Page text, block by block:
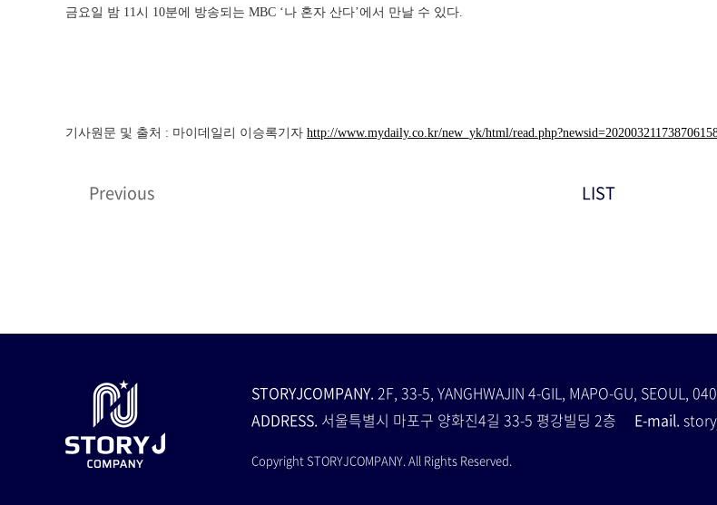
금요일 밤 11시 10분에 방송되는 MBC ‘나 혼자 산다’에서 만날 수 있다.
기사원문 및 출처 : 마이데일리 이승록기자 http://www.mydaily.co.kr/new_yk/html/
Previous LIST
STORYJCOMPANY. 2F, 33-5, YANGHWAJIN 4-GIL, MAPO-GU, SEOUL,
ADDRESS. 서울특별시 마포구 양화진4길 33-5 평강빌딩 2층 E-mail.
Copyright STORYJCOMPANY. All Rights Reserved.